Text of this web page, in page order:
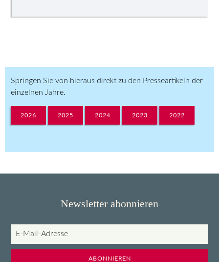
Springen Sie von hieraus direkt zu den Presseartikeln der
einzelnen Jahre.
2026 2025 2024 2023 2022
Newsletter abonnieren
E-
Mail-
ABONNIEREN